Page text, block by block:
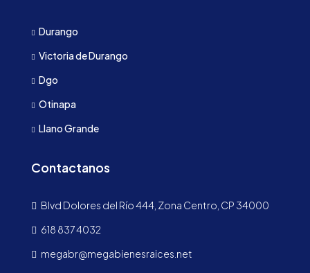
Durango
Victoria de Durango
Dgo
Otinapa
Llano Grande
Contactanos
Blvd Dolores del Río 444, Zona Centro, CP 34000
618 837 4032
megabr@megabienesraices.net